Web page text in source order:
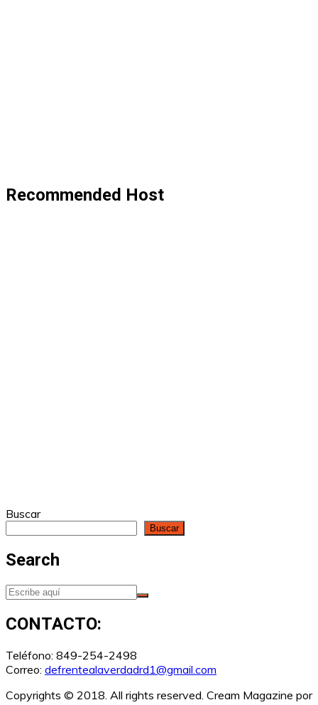
Recommended Host
Buscar
Buscar
Search
CONTACTO:
Teléfono: 849-254-2498
Correo: defrentealaverdadrd1@gmail.com
Copyrights © 2018. All rights reserved. Cream Magazine por